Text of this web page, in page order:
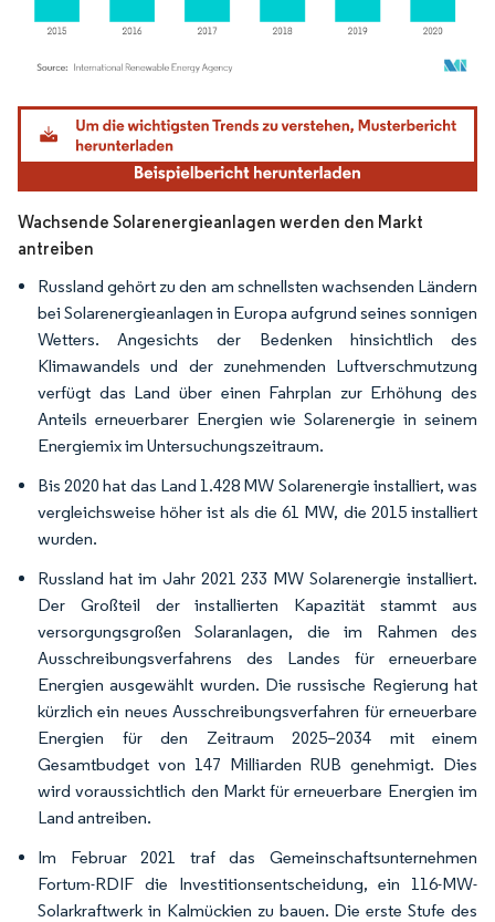
Bild © Mordor Intelligence. Wiederverwendung erfordert Namensnennung gemäß
Wachsende Solarenergieanlagen werden den Markt
antreiben
Russland gehört zu den am schnellsten wachsenden Ländern
bei Solarenergieanlagen in Europa aufgrund seines sonnigen
Wetters. Angesichts der Bedenken hinsichtlich des
Klimawandels und der zunehmenden Luftverschmutzung
verfügt das Land über einen Fahrplan zur Erhöhung des
Anteils erneuerbarer Energien wie Solarenergie in seinem
Energiemix im Untersuchungszeitraum.
Bis 2020 hat das Land 1.428 MW Solarenergie installiert, was
vergleichsweise höher ist als die 61 MW, die 2015 installiert
wurden.
Russland hat im Jahr 2021 233 MW Solarenergie installiert.
Der Großteil der installierten Kapazität stammt aus
versorgungsgroßen Solaranlagen, die im Rahmen des
Ausschreibungsverfahrens des Landes für erneuerbare
Energien ausgewählt wurden. Die russische Regierung hat
kürzlich ein neues Ausschreibungsverfahren für erneuerbare
Energien für den Zeitraum 2025–2034 mit einem
Gesamtbudget von 147 Milliarden RUB genehmigt. Dies
wird voraussichtlich den Markt für erneuerbare Energien im
Land antreiben.
Im Februar 2021 traf das Gemeinschaftsunternehmen
Fortum-RDIF die Investitionsentscheidung, ein 116-MW-
Solarkraftwerk in Kalmückien zu bauen. Die erste Stufe des